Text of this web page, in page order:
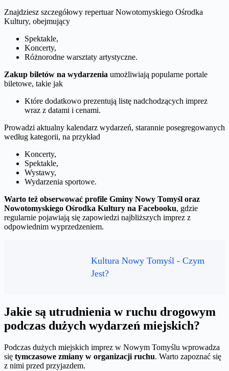
Znajdziesz szczegółowy repertuar Nowotomyskiego Ośrodka
Kultury, obejmujący
Spektakle,
Koncerty,
Różnorodne warsztaty artystyczne.
Zakup biletów na wydarzenia umożliwiają popularne portale
biletowe, takie jak
Które dodatkowo prezentują listę nadchodzących imprez
wraz z datami i cenami.
Prowadzi aktualny kalendarz wydarzeń, starannie posegregowanych
według kategorii, na przykład
Koncerty,
Spektakle,
Wystawy,
Wydarzenia sportowe.
Warto też obserwować profile Gminy Nowy Tomyśl oraz
Nowotomyskiego Ośrodka Kultury na Facebooku, gdzie
regularnie pojawiają się zapowiedzi najbliższych imprez z
odpowiednim wyprzedzeniem.
Kultura Nowy Tomyśl - Czym
Jest?
Jakie są utrudnienia w ruchu drogowym
podczas dużych wydarzeń miejskich?
Podczas dużych miejskich imprez w Nowym Tomyślu wprowadza
się tymczasowe zmiany w organizacji ruchu. Warto zapoznać się
z nimi przed przyjazdem.